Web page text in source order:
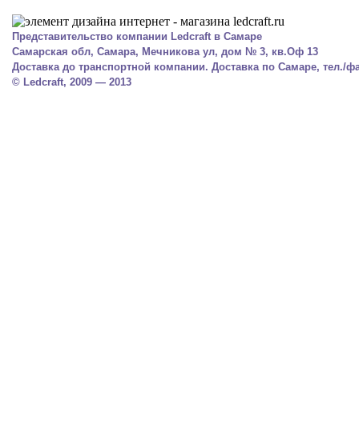
Представительство компании Ledcraft в Самаре
Самарская обл, Самара, Мечникова ул, дом № 3, кв.Оф 13
Доставка до транспортной компании. Доставка по Самаре, тел./
© Ledcraft, 2009 — 2013